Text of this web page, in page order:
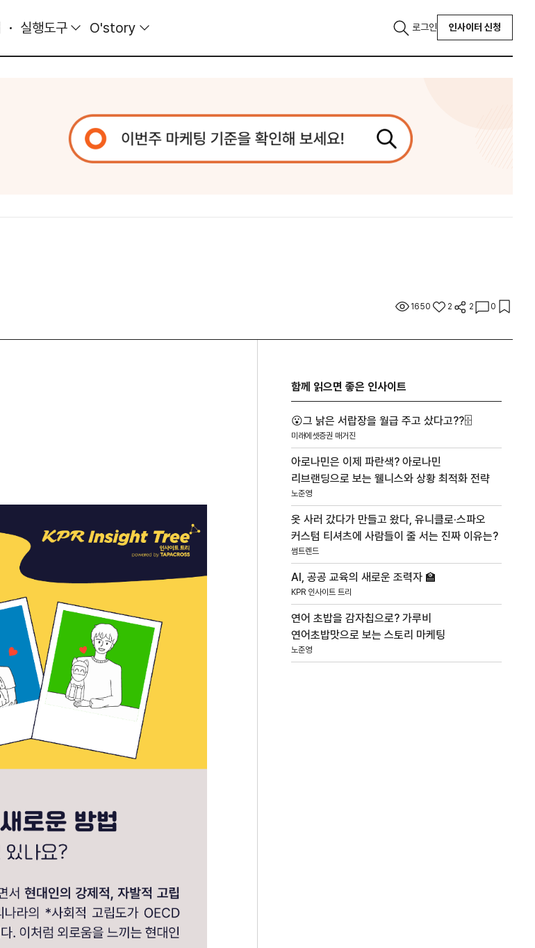
실행도구 O'story 로그인 인사이터 신청
1650 2 2 0
함께 읽으면 좋은 인사이트
😮그 낡은 서랍장을 월급 주고 샀다고??🗄️
미래에셋증권 매거진
아로나민은 이제 파란색? 아로나민
리브랜딩으로 보는 웰니스와 상황 최적화 전략
노준영
옷 사러 갔다가 만들고 왔다, 유니클로·스파오
커스텀 티셔츠에 사람들이 줄 서는 진짜 이유는?
썸트렌드
AI, 공공 교육의 새로운 조력자 🏫
KPR 인사이트 트리
연어 초밥을 감자칩으로? 가루비
연어초밥맛으로 보는 스토리 마케팅
노준영